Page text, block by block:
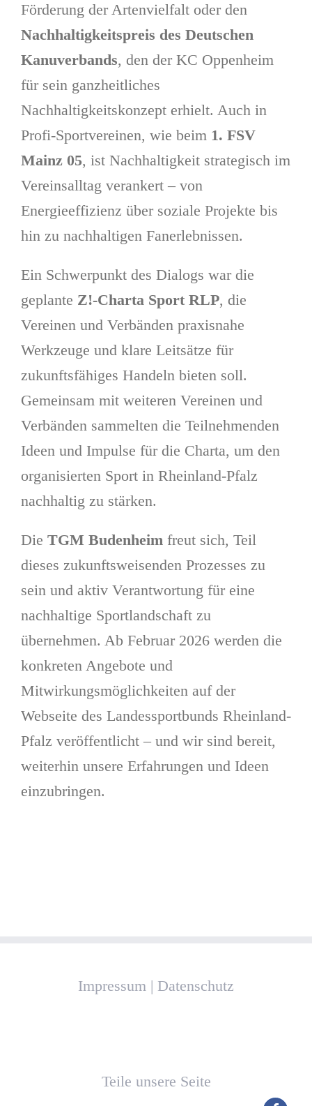
Förderung der Artenvielfalt oder den
Nachhaltigkeitspreis des Deutschen
Kanuverbands, den der KC Oppenheim
für sein ganzheitliches
Nachhaltigkeitskonzept erhielt. Auch in
Profi-Sportvereinen, wie beim 1. FSV
Mainz 05, ist Nachhaltigkeit strategisch im
Vereinsalltag verankert – von
Energieeffizienz über soziale Projekte bis
hin zu nachhaltigen Fanerlebnissen.
Ein Schwerpunkt des Dialogs war die
geplante Z!-Charta Sport RLP, die
Vereinen und Verbänden praxisnahe
Werkzeuge und klare Leitsätze für
zukunftsfähiges Handeln bieten soll.
Gemeinsam mit weiteren Vereinen und
Verbänden sammelten die Teilnehmenden
Ideen und Impulse für die Charta, um den
organisierten Sport in Rheinland-Pfalz
nachhaltig zu stärken.
Die TGM Budenheim freut sich, Teil
dieses zukunftsweisenden Prozesses zu
sein und aktiv Verantwortung für eine
nachhaltige Sportlandschaft zu
übernehmen. Ab Februar 2026 werden die
konkreten Angebote und
Mitwirkungsmöglichkeiten auf der
Webseite des Landessportbunds Rheinland-
Pfalz veröffentlicht – und wir sind bereit,
weiterhin unsere Erfahrungen und Ideen
einzubringen.
Impressum | Datenschutz
Teile unsere Seite